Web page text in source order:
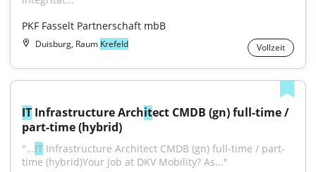
PKF Fasselt Partnerschaft mbB
Duisburg, Raum Krefeld Vollzeit
IT Infrastructure Architect CMDB (gn) full-time /
part-time (hybrid)
"...IT Infrastructure Architect CMDB (gn) full-time / part-
time (hybrid)Your job at DKV Mobility? As..."